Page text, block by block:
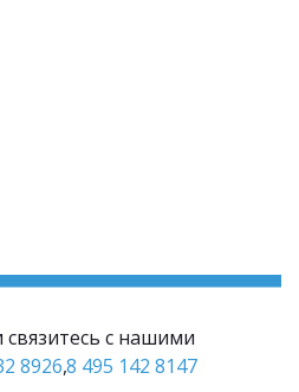
связитесь с нашими
8926,8 495 142 8147